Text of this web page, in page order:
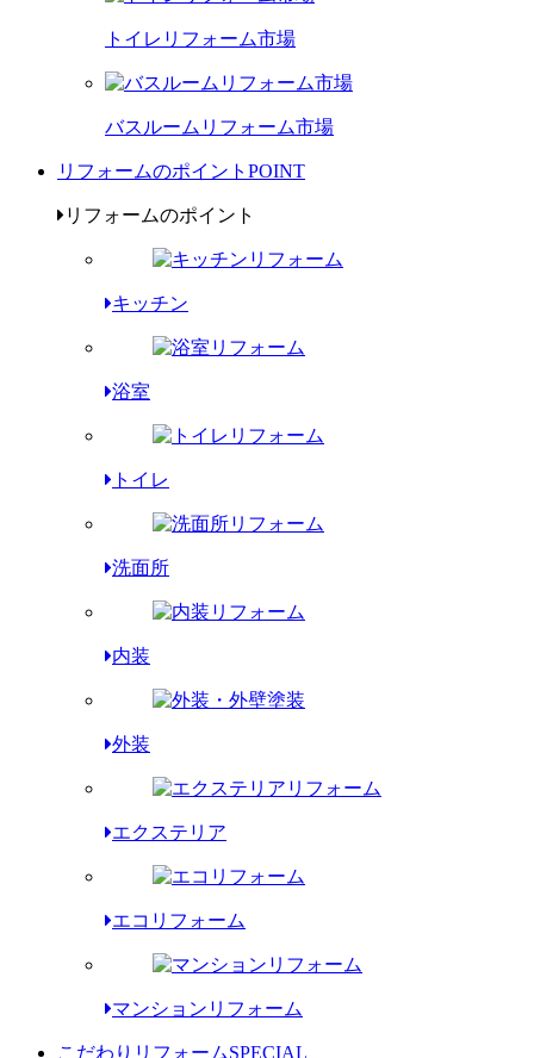
トイレリフォーム市場
バスルームリフォーム市場
リフォームのポイント POINT
リフォームのポイント
キッチン
浴室
トイレ
洗面所
内装
外装
エクステリア
エコリフォーム
マンションリフォーム
こだわりリフォームSPECIAL